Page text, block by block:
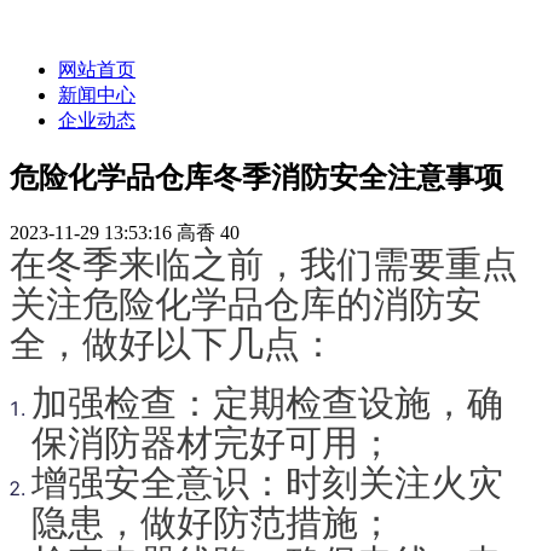
网站首页
新闻中心
企业动态
危险化学品仓库冬季消防安全注意事项
2023-11-29 13:53:16 高香 40
在冬季来临之前，我们需要重点
关注危险化学品仓库的消防安
全，做好以下几点：
加强检查：定期检查设施，确
保消防器材完好可用；
增强安全意识：时刻关注火灾
隐患，做好防范措施；